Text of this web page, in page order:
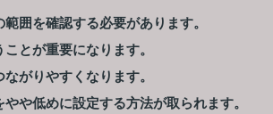
囲を確認する必要があります。
とが重要になります。
がりやすくなります。
や低めに設定する方法が取られます。